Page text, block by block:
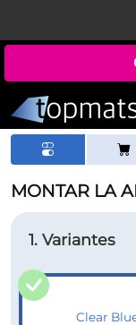
MONTAR LA
1. Variantes
Clear